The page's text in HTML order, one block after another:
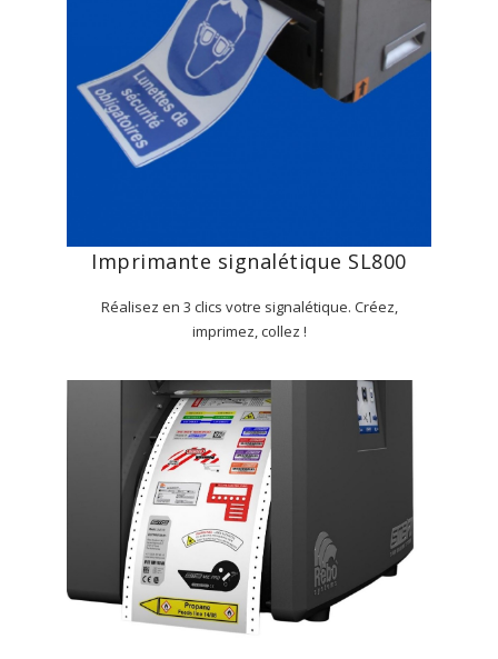
Imprimante signalétique SL800
Réalisez en 3 clics votre signalétique. Créez,
imprimez, collez !